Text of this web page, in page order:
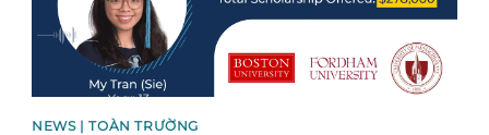
NEWS | TOÀN TRƯỜNG